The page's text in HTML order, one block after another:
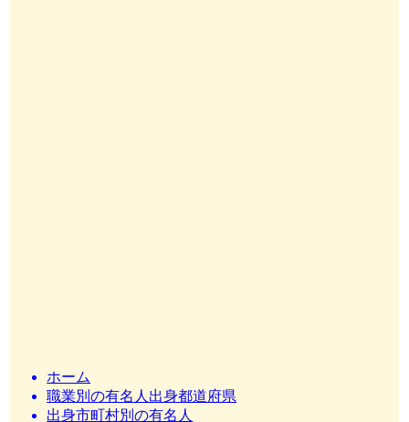
ホーム
職業別の有名人出身都道府県
出身市町村別の有名人